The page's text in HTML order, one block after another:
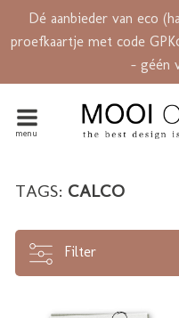
Dé aanbieder van eco
proefkaartje met code
- géén
menu
TAGS: CALCO
Filter